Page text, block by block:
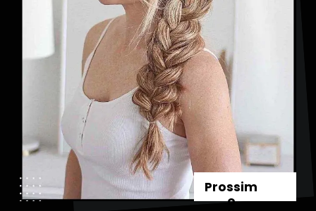
Prossim
o